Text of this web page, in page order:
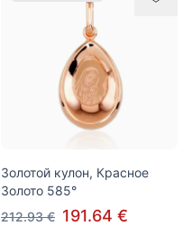
Золотой кулон, Красное
Золото 585°
212.93 € 191.64 €